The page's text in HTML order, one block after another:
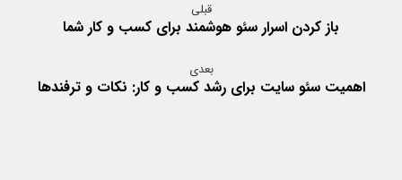
قبلی
باز کردن اسرار سئو هوشمند برای کسب و کار شما
بعدی
اهمیت سئو سایت برای رشد کسب و کار: نکات و ترفندها